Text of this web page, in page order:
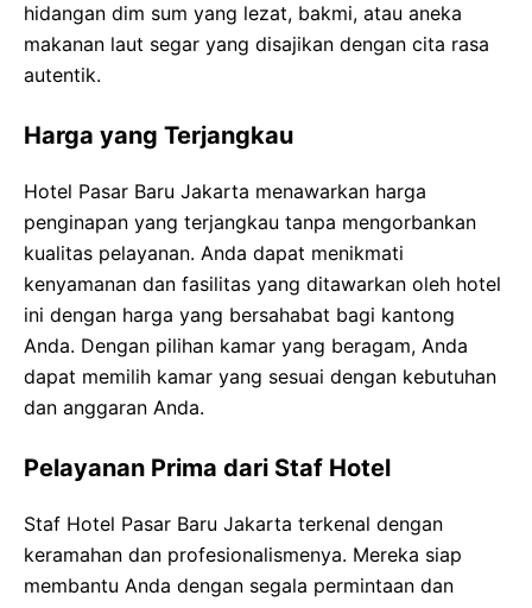
hidangan dim sum yang lezat, bakmi, atau aneka
makanan laut segar yang disajikan dengan cita rasa
autentik.
Harga yang Terjangkau
Hotel Pasar Baru Jakarta menawarkan harga
penginapan yang terjangkau tanpa mengorbankan
kualitas pelayanan. Anda dapat menikmati
kenyamanan dan fasilitas yang ditawarkan oleh hotel
ini dengan harga yang bersahabat bagi kantong
Anda. Dengan pilihan kamar yang beragam, Anda
dapat memilih kamar yang sesuai dengan kebutuhan
dan anggaran Anda.
Pelayanan Prima dari Staf Hotel
Staf Hotel Pasar Baru Jakarta terkenal dengan
keramahan dan profesionalismenya. Mereka siap
membantu Anda dengan segala permintaan dan